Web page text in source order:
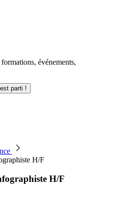
événements,
parti !
H/F
H/F